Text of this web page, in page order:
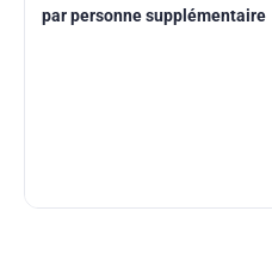
par personne supplémentaire